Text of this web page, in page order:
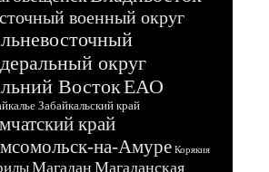
военный округ
округ
ВостокЕАО
Забайкальский край
край
на-Амуре Корякия
Магадан Магаданская